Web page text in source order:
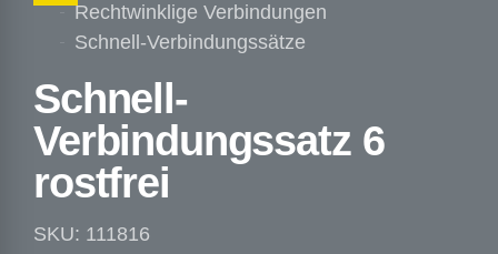
Rechtwinklige Verbindungen
Schnell-Verbindungssätze
Schnell-
Verbindungssatz 6
rostfrei
SKU: 111816